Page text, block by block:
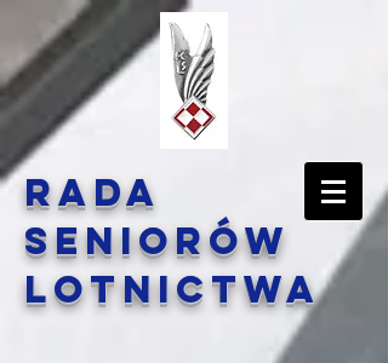
Rada
Seniorów
Lotnictwa